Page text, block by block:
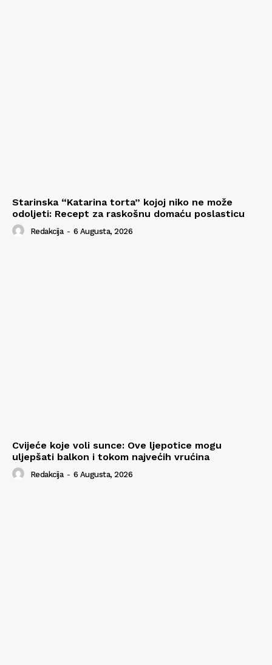
Starinska “Katarina torta” kojoj niko ne može
odoljeti: Recept za raskošnu domaću poslasticu
Redakcija - 6 Augusta, 2026
Cvijeće koje voli sunce: Ove ljepotice mogu
uljepšati balkon i tokom najvećih vrućina
Redakcija - 6 Augusta, 2026